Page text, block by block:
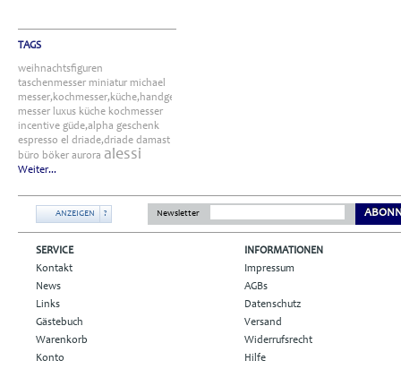
TAGS
weihnachtsfiguren
taschenmesser miniatur michael
messer,kochmesser,küche,handgefertigt
messer luxus küche kochmesser
incentive güde,alpha geschenk
espresso el driade,driade damast
büro böker aurora alessi
Weiter...
ANZEIGEN ? Newsletter
SERVICE
Kontakt
News
Links
Gästebuch
Warenkorb
Konto
INFORMATIONEN
Impressum
AGBs
Datenschutz
Versand
Widerrufsrecht
Hilfe